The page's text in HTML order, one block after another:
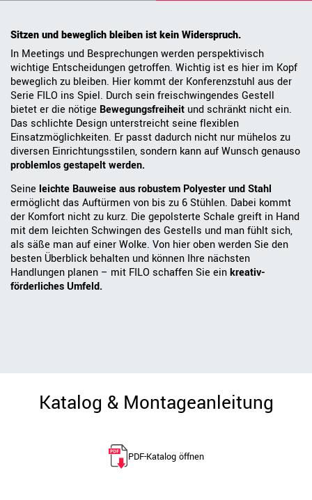
Sitzen und beweglich bleiben ist kein Widerspruch.
In Meetings und Besprechungen werden perspektivisch
wichtige Entscheidungen getroffen. Wichtig ist es hier im Kopf
beweglich zu bleiben. Hier kommt der Konferenzstuhl aus der
Serie FILO ins Spiel. Durch sein freischwingendes Gestell
bietet er die nötige Bewegungsfreiheit und schränkt nicht ein.
Das schlichte Design unterstreicht seine flexiblen
Einsatzmöglichkeiten. Er passt dadurch nicht nur mühelos zu
diversen Einrichtungsstilen, sondern kann auf Wunsch genauso
problemlos gestapelt werden.
Seine leichte Bauweise aus robustem Polyester und Stahl
ermöglicht das Auftürmen von bis zu 6 Stühlen. Dabei kommt
der Komfort nicht zu kurz. Die gepolsterte Schale greift in Hand
mit dem leichten Schwingen des Gestells und man fühlt sich,
als säße man auf einer Wolke. Von hier oben werden Sie den
besten Überblick behalten und können Ihre nächsten
Handlungen planen – mit FILO schaffen Sie einkreativ-
förderliches Umfeld.
Katalog & Montageanleitung
PDF-Katalog öffnen